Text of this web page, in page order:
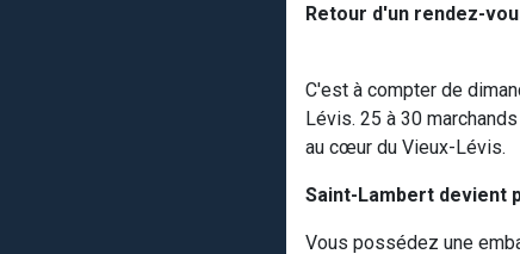
Retour d'un rendez-
C'est à compter de
Lévis. 25 à 30
au cœur du Vieux-Lévis.
Saint-Lambert devient
Vous possédez une